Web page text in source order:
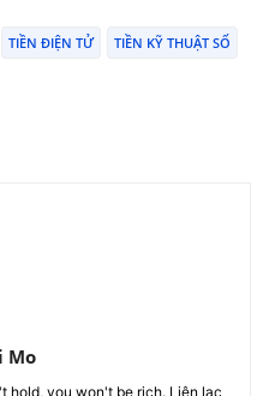
TIỀN ĐIỆN TỬ
TIỀN KỸ THUẬT SỐ
Mo
hold, you won't be rich. Liên lạc